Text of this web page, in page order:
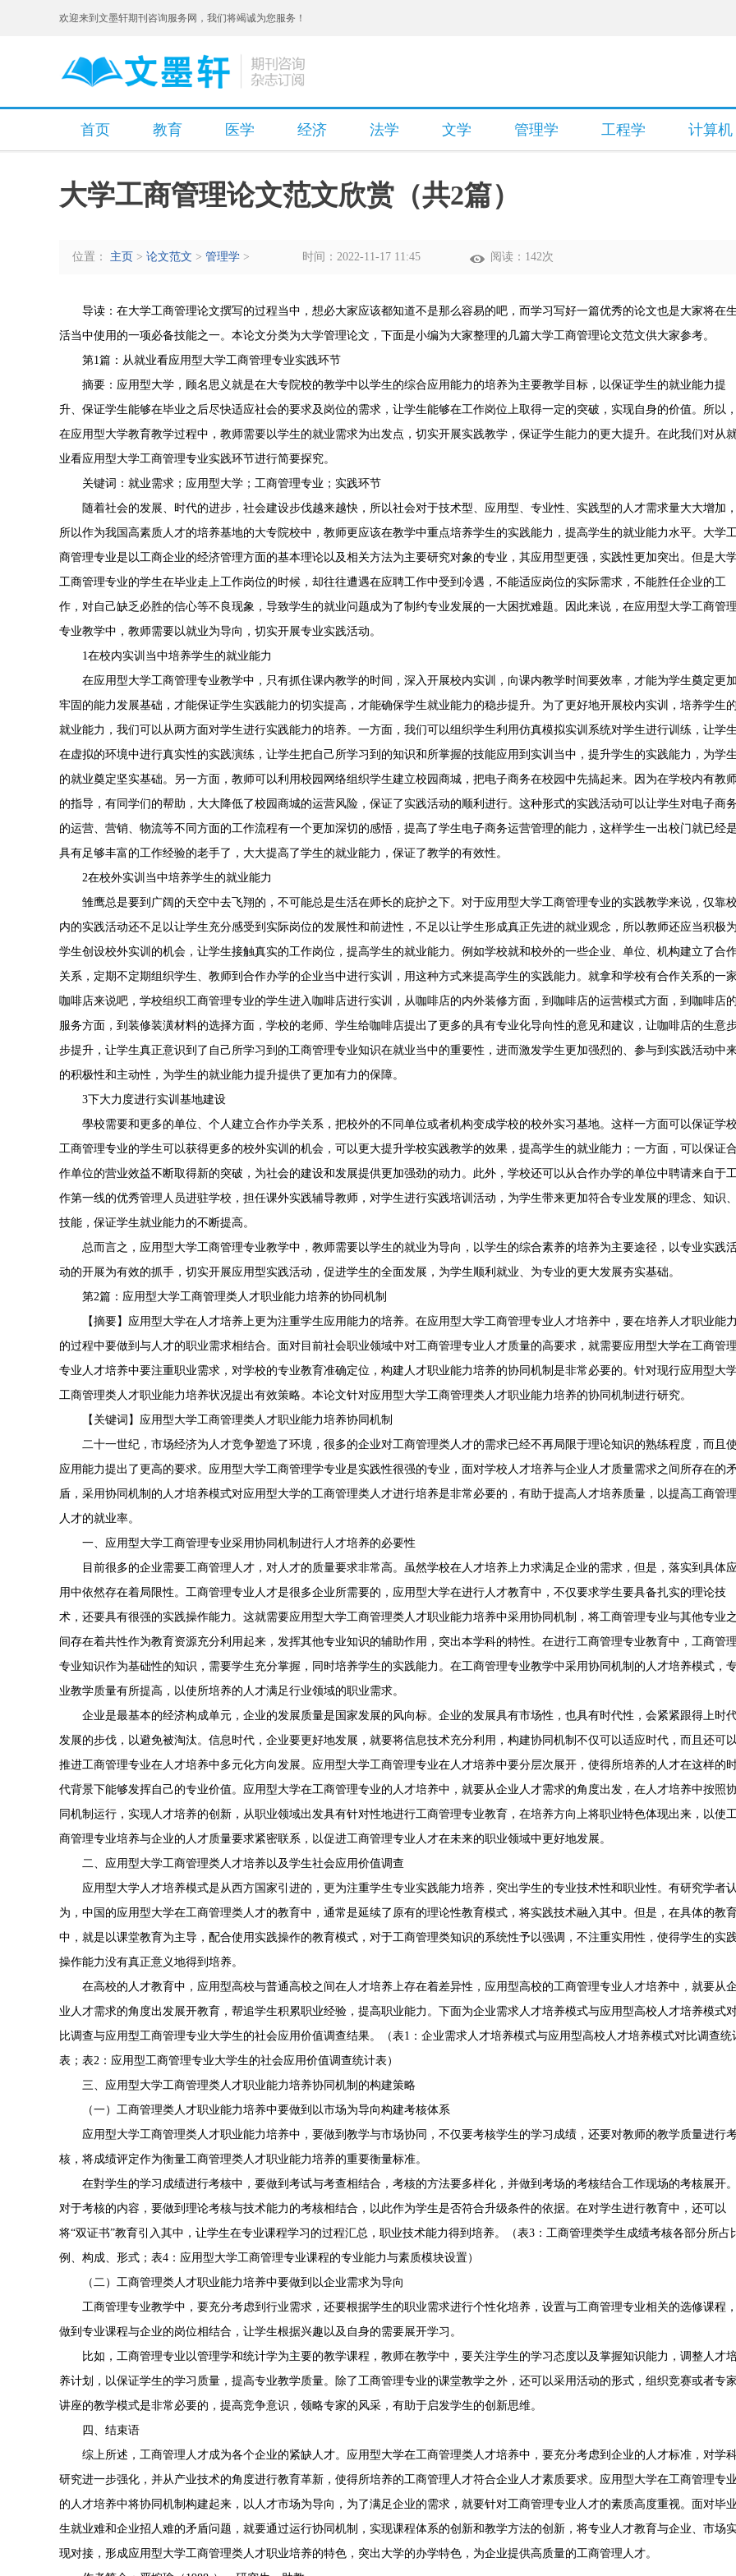
欢迎来到文墨轩期刊咨询服务网，我们将竭诚为您服务！
首页 教育 医学 经济 法学 文学 管理学 工程学 计算机
大学工商管理论文范文欣赏（共2篇）
位置： 主页 > 论文范文 > 管理学 > 时间：2022-11-17 11:45 阅读：142次
导读：在大学工商管理论文撰写的过程当中，想必大家应该都知道不是那么容易的吧，而学习写好一篇优秀的论文也是大家将在生
活当中使用的一项必备技能之一。本论文分类为大学管理论文，下面是小编为大家整理的几篇大学工商管理论文范文供大家参考。
第1篇：从就业看应用型大学工商管理专业实践环节
摘要：应用型大学，顾名思义就是在大专院校的教学中以学生的综合应用能力的培养为主要教学目标，以保证学生的就业能力提
升、保证学生能够在毕业之后尽快适应社会的要求及岗位的需求，让学生能够在工作岗位上取得一定的突破，实现自身的价值。所以，
在应用型大学教育教学过程中，教师需要以学生的就业需求为出发点，切实开展实践教学，保证学生能力的更大提升。在此我们对从
业看应用型大学工商管理专业实践环节进行简要探究。
关键词：就业需求；应用型大学；工商管理专业；实践环节
随着社会的发展、时代的进步，社会建设步伐越来越快，所以社会对于技术型、应用型、专业性、实践型的人才需求量大大增加，
所以作为我国高素质人才的培养基地的大专院校中，教师更应该在教学中重点培养学生的实践能力，提高学生的就业能力水平。大学
商管理专业是以工商企业的经济管理方面的基本理论以及相关方法为主要研究对象的专业，其应用型更强，实践性更加突出。但是大
工商管理专业的学生在毕业走上工作岗位的时候，却往往遭遇在应聘工作中受到冷遇，不能适应岗位的实际需求，不能胜任企业的工
作，对自己缺乏必胜的信心等不良现象，导致学生的就业问题成为了制约专业发展的一大困扰难题。因此来说，在应用型大学工商管理
专业教学中，教师需要以就业为导向，切实开展专业实践活动。
1在校内实训当中培养学生的就业能力
在应用型大学工商管理专业教学中，只有抓住课内教学的时间，深入开展校内实训，向课内教学时间要效率，才能为学生奠定更加
牢固的能力发展基础，才能保证学生实践能力的切实提高，才能确保学生就业能力的稳步提升。为了更好地开展校内实训，培养学生的
就业能力，我们可以从两方面对学生进行实践能力的培养。一方面，我们可以组织学生利用仿真模拟实训系统对学生进行训练，让学生
在虚拟的环境中进行真实性的实践演练，让学生把自己所学习到的知识和所掌握的技能应用到实训当中，提升学生的实践能力，为学生
的就业奠定坚实基础。另一方面，教师可以利用校园网络组织学生建立校园商城，把电子商务在校园中先搞起来。因为在学校内有教师
的指导，有同学们的帮助，大大降低了校园商城的运营风险，保证了实践活动的顺利进行。这种形式的实践活动可以让学生对电子商务
的运营、营销、物流等不同方面的工作流程有一个更加深切的感悟，提高了学生电子商务运营管理的能力，这样学生一出校门就已经是
具有足够丰富的工作经验的老手了，大大提高了学生的就业能力，保证了教学的有效性。
2在校外实训当中培养学生的就业能力
雏鹰总是要到广阔的天空中去飞翔的，不可能总是生活在师长的庇护之下。对于应用型大学工商管理专业的实践教学来说，仅靠校
内的实践活动还不足以让学生充分感受到实际岗位的发展性和前进性，不足以让学生形成真正先进的就业观念，所以教师还应当积极为
学生创设校外实训的机会，让学生接触真实的工作岗位，提高学生的就业能力。例如学校就和校外的一些企业、单位、机构建立了合
关系，定期不定期组织学生、教师到合作办学的企业当中进行实训，用这种方式来提高学生的实践能力。就拿和学校有合作关系的一家
咖啡店来说吧，学校组织工商管理专业的学生进入咖啡店进行实训，从咖啡店的内外装修方面，到咖啡店的运营模式方面，到咖啡店的
服务方面，到装修装潢材料的选择方面，学校的老师、学生给咖啡店提出了更多的具有专业化导向性的意见和建议，让咖啡店的生意
步提升，让学生真正意识到了自己所学习到的工商管理专业知识在就业当中的重要性，进而激发学生更加强烈的、参与到实践活动中
的积极性和主动性，为学生的就业能力提升提供了更加有力的保障。
3下大力度进行实训基地建设
學校需要和更多的单位、个人建立合作办学关系，把校外的不同单位或者机构变成学校的校外实习基地。这样一方面可以保证学校
工商管理专业的学生可以获得更多的校外实训的机会，可以更大提升学校实践教学的效果，提高学生的就业能力；一方面，可以保证合
作单位的营业效益不断取得新的突破，为社会的建设和发展提供更加强劲的动力。此外，学校还可以从合作办学的单位中聘请来自于
作第一线的优秀管理人员进驻学校，担任课外实践辅导教师，对学生进行实践培训活动，为学生带来更加符合专业发展的理念、知识、
技能，保证学生就业能力的不断提高。
总而言之，应用型大学工商管理专业教学中，教师需要以学生的就业为导向，以学生的综合素养的培养为主要途径，以专业实践
动的开展为有效的抓手，切实开展应用型实践活动，促进学生的全面发展，为学生顺利就业、为专业的更大发展夯实基础。
第2篇：应用型大学工商管理类人才职业能力培养的协同机制
【摘要】应用型大学在人才培养上更为注重学生应用能力的培养。在应用型大学工商管理专业人才培养中，要在培养人才职业能力
的过程中要做到与人才的职业需求相结合。面对目前社会职业领域中对工商管理专业人才质量的高要求，就需要应用型大学在工商管理
专业人才培养中要注重职业需求，对学校的专业教育准确定位，构建人才职业能力培养的协同机制是非常必要的。针对现行应用型大
工商管理类人才职业能力培养状况提出有效策略。本论文针对应用型大学工商管理类人才职业能力培养的协同机制进行研究。
【关键词】应用型大学工商管理类人才职业能力培养协同机制
二十一世纪，市场经济为人才竞争塑造了环境，很多的企业对工商管理类人才的需求已经不再局限于理论知识的熟练程度，而且使
应用能力提出了更高的要求。应用型大学工商管理学专业是实践性很强的专业，面对学校人才培养与企业人才质量需求之间所存在的
盾，采用协同机制的人才培养模式对应用型大学的工商管理类人才进行培养是非常必要的，有助于提高人才培养质量，以提高工商管理
人才的就业率。
一、应用型大学工商管理专业采用协同机制进行人才培养的必要性
目前很多的企业需要工商管理人才，对人才的质量要求非常高。虽然学校在人才培养上力求满足企业的需求，但是，落实到具体
用中依然存在着局限性。工商管理专业人才是很多企业所需要的，应用型大学在进行人才教育中，不仅要求学生要具备扎实的理论技
术，还要具有很强的实践操作能力。这就需要应用型大学工商管理类人才职业能力培养中采用协同机制，将工商管理专业与其他专业之
间存在着共性作为教育资源充分利用起来，发挥其他专业知识的辅助作用，突出本学科的特性。在进行工商管理专业教育中，工商管理
专业知识作为基础性的知识，需要学生充分掌握，同时培养学生的实践能力。在工商管理专业教学中采用协同机制的人才培养模式，
业教学质量有所提高，以使所培养的人才满足行业领域的职业需求。
企业是最基本的经济构成单元，企业的发展质量是国家发展的风向标。企业的发展具有市场性，也具有时代性，会紧紧跟得上时
发展的步伐，以避免被淘汰。信息时代，企业要更好地发展，就要将信息技术充分利用，构建协同机制不仅可以适应时代，而且还可以
推进工商管理专业在人才培养中多元化方向发展。应用型大学工商管理专业在人才培养中要分层次展开，使得所培养的人才在这样的
代背景下能够发挥自己的专业价值。应用型大学在工商管理专业的人才培养中，就要从企业人才需求的角度出发，在人才培养中按照
同机制运行，实现人才培养的创新，从职业领域出发具有针对性地进行工商管理专业教育，在培养方向上将职业特色体现出来，以使
商管理专业培养与企业的人才质量要求紧密联系，以促进工商管理专业人才在未来的职业领域中更好地发展。
二、应用型大学工商管理类人才培养以及学生社会应用价值调查
应用型大学人才培养模式是从西方国家引进的，更为注重学生专业实践能力培养，突出学生的专业技术性和职业性。有研究学者认
为，中国的应用型大学在工商管理类人才的教育中，通常是延续了原有的理论性教育模式，将实践技术融入其中。但是，在具体的教育
中，就是以课堂教育为主导，配合使用实践操作的教育模式，对于工商管理类知识的系统性予以强调，不注重实用性，使得学生的实
操作能力没有真正意义地得到培养。
在高校的人才教育中，应用型高校与普通高校之间在人才培养上存在着差异性，应用型高校的工商管理专业人才培养中，就要从
业人才需求的角度出发展开教育，帮追学生积累职业经验，提高职业能力。下面为企业需求人才培养模式与应用型高校人才培养模式
比调查与应用型工商管理专业大学生的社会应用价值调查结果。（表1：企业需求人才培养模式与应用型高校人才培养模式对比调查统
表；表2：应用型工商管理专业大学生的社会应用价值调查统计表）
三、应用型大学工商管理类人才职业能力培养协同机制的构建策略
（一）工商管理类人才职业能力培养中要做到以市场为导向构建考核体系
应用型大学工商管理类人才职业能力培养中，要做到教学与市场协同，不仅要考核学生的学习成绩，还要对教师的教学质量进行
核，将成绩评定作为衡量工商管理类人才职业能力培养的重要衡量标准。
在對学生的学习成绩进行考核中，要做到考试与考查相结合，考核的方法要多样化，并做到考场的考核结合工作现场的考核展开。
对于考核的内容，要做到理论考核与技术能力的考核相结合，以此作为学生是否符合升级条件的依据。在对学生进行教育中，还可以
将“双证书”教育引入其中，让学生在专业课程学习的过程汇总，职业技术能力得到培养。（表3：工商管理类学生成绩考核各部分所占
例、构成、形式；表4：应用型大学工商管理专业课程的专业能力与素质模块设置）
（二）工商管理类人才职业能力培养中要做到以企业需求为导向
工商管理专业教学中，要充分考虑到行业需求，还要根据学生的职业需求进行个性化培养，设置与工商管理专业相关的选修课程，
做到专业课程与企业的岗位相结合，让学生根据兴趣以及自身的需要展开学习。
比如，工商管理专业以管理学和统计学为主要的教学课程，教师在教学中，要关注学生的学习态度以及掌握知识能力，调整人才
养计划，以保证学生的学习质量，提高专业教学质量。除了工商管理专业的课堂教学之外，还可以采用活动的形式，组织竞赛或者专家
讲座的教学模式是非常必要的，提高竞争意识，领略专家的风采，有助于启发学生的创新思维。
四、结束语
综上所述，工商管理人才成为各个企业的紧缺人才。应用型大学在工商管理类人才培养中，要充分考虑到企业的人才标准，对学
研究进一步强化，并从产业技术的角度进行教育革新，使得所培养的工商管理人才符合企业人才素质要求。应用型大学在工商管理专业
的人才培养中将协同机制构建起来，以人才市场为导向，为了满足企业的需求，就要针对工商管理专业人才的素质高度重视。面对毕业
生就业难和企业招人难的矛盾问题，就要通过运行协同机制，实现课程体系的创新和教学方法的创新，将专业人才教育与企业、市场
现对接，形成应用型大学工商管理类人才职业培养的特色，突出大学的办学特色，为企业提供高质量的工商管理人才。